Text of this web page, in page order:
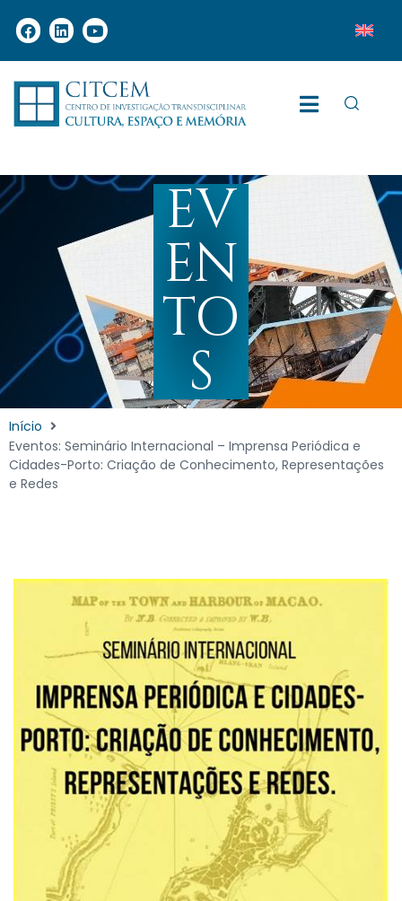
EV
EN
TO
S
Início
Eventos: Seminário Internacional – Imprensa Periódica e
Cidades-Porto: Criação de Conhecimento, Representações
e Redes